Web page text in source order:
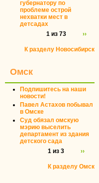
губернатору по
проблеме острой
нехватки мест в
детсадах
1 из 73
››
К разделу Новосибирск
Омск
Подпишитесь на наши
новости!
Павел Астахов побывал
в Омске
Суд обязал омскую
мэрию выселить
департамент из здания
детского сада
1 из 3
››
К разделу Омск